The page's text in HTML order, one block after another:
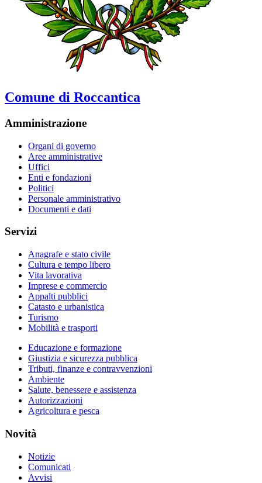
Comune di Roccantica
Amministrazione
Organi di governo
Aree amministrative
Uffici
Enti e fondazioni
Politici
Personale amministrativo
Documenti e dati
Servizi
Anagrafe e stato civile
Cultura e tempo libero
Vita lavorativa
Imprese e commercio
Appalti pubblici
Catasto e urbanistica
Turismo
Mobilità e trasporti
Educazione e formazione
Giustizia e sicurezza pubblica
Tributi, finanze e contravvenzioni
Ambiente
Salute, benessere e assistenza
Autorizzazioni
Agricoltura e pesca
Novità
Notizie
Comunicati
Avvisi